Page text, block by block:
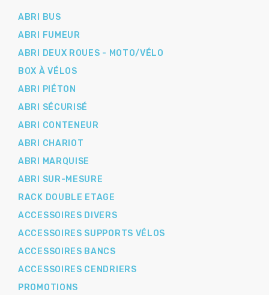
ABRI BUS
ABRI FUMEUR
ABRI DEUX ROUES - MOTO/VÉLO
BOX À VÉLOS
ABRI PIÉTON
ABRI SÉCURISÉ
ABRI CONTENEUR
ABRI CHARIOT
ABRI MARQUISE
ABRI SUR-MESURE
RACK DOUBLE ETAGE
ACCESSOIRES DIVERS
ACCESSOIRES SUPPORTS VÉLOS
ACCESSOIRES BANCS
ACCESSOIRES CENDRIERS
PROMOTIONS